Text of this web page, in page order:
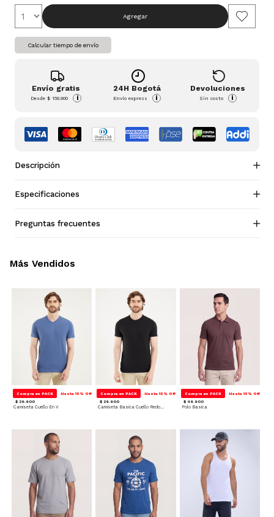
Agregar
Calcular tiempo de envío
Envío gratis
Desde$ 159.900 i
24H Bogotá
Envío express i
Devoluciones
Sin costo i
Descripción
Especificaciones
Preguntas frecuentes
Compra en PACK Hasta 15% Off
$ 29.900
Camiseta Cuello En V
Compra en PACK Hasta 15% Off
$ 29.900
Camiseta Basica Cuello Redondo
Compra en PACK Hasta 15% Off
$ 49.900
Polo Basica
Más Vendidos